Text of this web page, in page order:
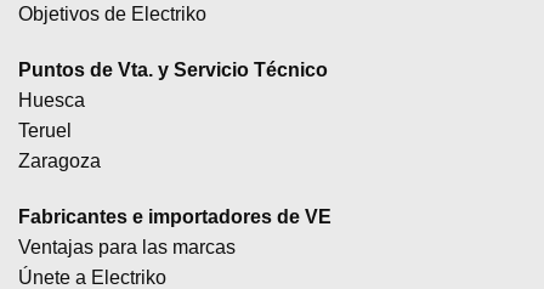
Objetivos de Electriko
Puntos de Vta. y Servicio Técnico
Huesca
Teruel
Zaragoza
Fabricantes e importadores de VE
Ventajas para las marcas
Únete a Electriko